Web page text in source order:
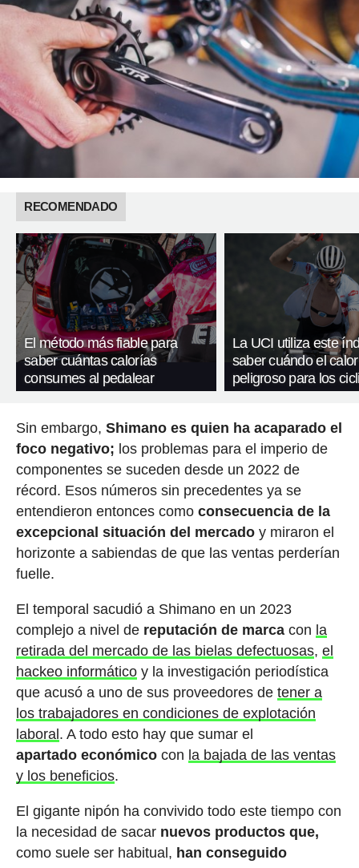
RECOMENDADO
El método más fiable para
saber cuántas calorías
consumes al pedalear
La UCI utiliza este
saber cuándo el
peligroso para los
Sin embargo, Shimano es quien ha acaparado el
foco negativo; los problemas para el imperio de
componentes se suceden desde un 2022 de
récord. Esos números sin precedentes ya se
entendieron entonces como consecuencia de la
excepcional situación del mercadoy miraron el
horizonte a sabiendas de que las ventas perderían
fuelle.
El temporal sacudió a Shimano en un 2023
complejo a nivel de reputación de marcacon la
retirada del mercado de las bielas defectuosas, el
hackeo informáticoy la investigación periodística
que acusó a uno de sus proveedores de tener a
los trabajadores en condiciones de explotación
laboral . A todo esto hay que sumar el
apartado económicocon la bajada de las ventas
y los beneficios.
El gigante nipón ha convivido todo este tiempo con
la necesidad de sacar nuevos productos que,
como suele ser habitual, han conseguido